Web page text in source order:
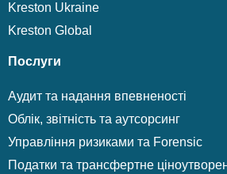
Kreston Ukraine
Kreston Global
Послуги
Аудит та надання впевненості
Облік, звітність та аутсорсинг
Управління ризиками та Forensic
Податки та трансфертне